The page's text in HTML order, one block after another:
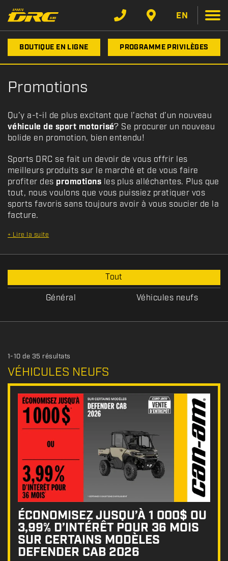
EN
BOUTIQUE EN LIGNE PROGRAMME PRIVILÈGES
Promotions
Qu’y a-t-il de plus excitant que l’achat d’un nouveau
véhicule de sport motorisé? Se procurer un nouveau
bolide en promotion, bien entendu!
Sports DRC se fait un devoir de vous offrir les
meilleurs produits sur le marché et de vous faire
profiter des promotions les plus alléchantes. Plus que
tout, nous voulons que vous puissiez pratiquer vos
sports favoris sans toujours avoir à vous soucier de la
facture.
+ Lire la suite
T
y
d
r
o
m
o
Tout
Général
Véhicules neufs
1-10 de 35 résultats
VÉHICULES NEUFS
ÉCONOMISEZ JUSQU’À 1 000$ OU
3,99% D’INTÉRÊT POUR 36 MOIS
SUR CERTAINS MODÈLES
DEFENDER CAB 2026